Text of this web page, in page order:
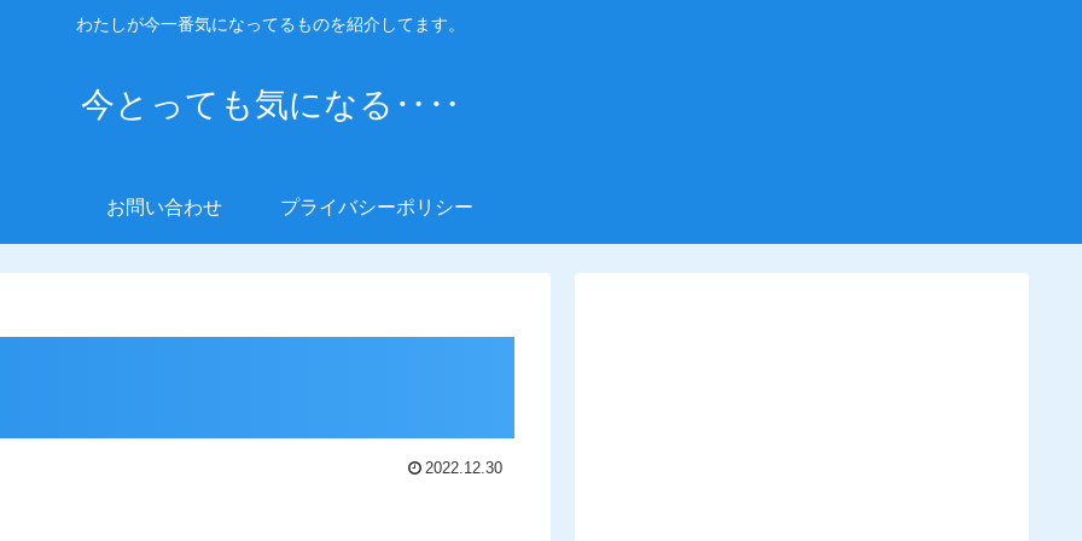
わたしが今一番気になってるものを紹介してます。
今とっても気になる‥‥
お問い合わせ プライバシーポリシー
2022.12.30